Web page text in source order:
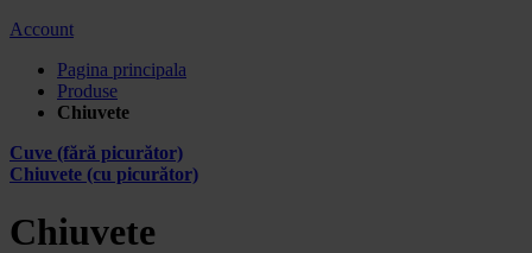
Account
Pagina principala
Produse
Chiuvete
Cuve (fără picurător)
Chiuvete (cu picurător)
Chiuvete